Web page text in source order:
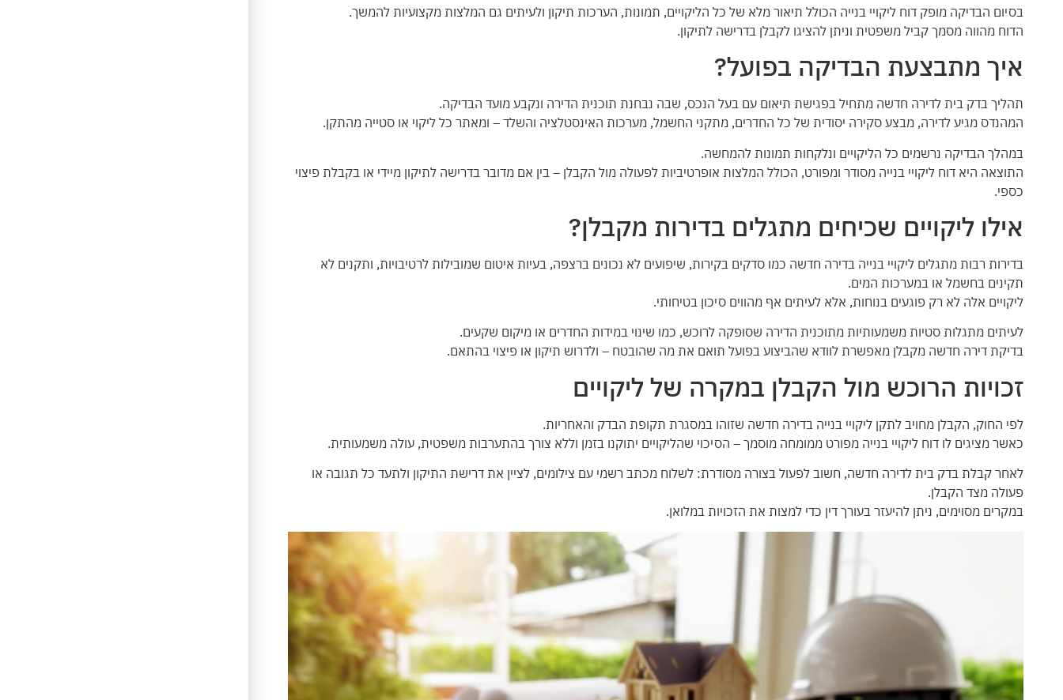
בסיום הבדיקה מופק דוח ליקויי בנייה הכולל תיאור מלא של כל הליקויים, תמונות, הערכות תיקון ולעיתים גם המלצות מקצועיות להמשך.
הדוח מהווה מסמך קביל משפטית וניתן להציגו לקבלן בדרישה לתיקון.
איך מתבצעת הבדיקה בפועל?
תהליך בדק בית לדירה חדשה מתחיל בפגישת תיאום עם בעל הנכס, שבה נבחנת תוכנית הדירה ונקבע מועד הבדיקה.
המהנדס מגיע לדירה, מבצע סקירה יסודית של כל החדרים, מתקני החשמל, מערכות האינסטלציה והשלד – ומאתר כל ליקוי או סטייה מהתקן.
במהלך הבדיקה נרשמים כל הליקויים ונלקחות תמונות להמחשה.
התוצאה היא דוח ליקויי בנייה מסודר ומפורט, הכולל המלצות אופרטיביות לפעולה מול הקבלן – בין אם מדובר בדרישה לתיקון מיידי או בקבלת פיצוי
כספי.
אילו ליקויים שכיחים מתגלים בדירות מקבלן?
בדירות רבות מתגלים ליקויי בנייה בדירה חדשה כמו סדקים בקירות, שיפועים לא נכונים ברצפה, בעיות איטום שמובילות לרטיבויות, ותקנים לא
תקינים בחשמל או במערכות המים.
ליקויים אלה לא רק פוגעים בנוחות, אלא לעיתים אף מהווים סיכון בטיחותי.
לעיתים מתגלות סטיות משמעותיות מתוכנית הדירה שסופקה לרוכש, כמו שינוי במידות החדרים או מיקום שקעים.
בדיקת דירה חדשה מקבלן מאפשרת לוודא שהביצוע בפועל תואם את מה שהובטח – ולדרוש תיקון או פיצוי בהתאם.
זכויות הרוכש מול הקבלן במקרה של ליקויים
לפי החוק, הקבלן מחויב לתקן ליקויי בנייה בדירה חדשה שזוהו במסגרת תקופת הבדק והאחריות.
כאשר מציגים לו דוח ליקויי בנייה מפורט ממומחה מוסמך – הסיכוי שהליקויים יתוקנו בזמן וללא צורך בהתערבות משפטית, עולה משמעותית.
לאחר קבלת בדק בית לדירה חדשה, חשוב לפעול בצורה מסודרת: לשלוח מכתב רשמי עם צילומים, לציין את דרישת התיקון ולתעד כל תגובה או
פעולה מצד הקבלן.
במקרים מסוימים, ניתן להיעזר בעורך דין כדי למצות את הזכויות במלואן.